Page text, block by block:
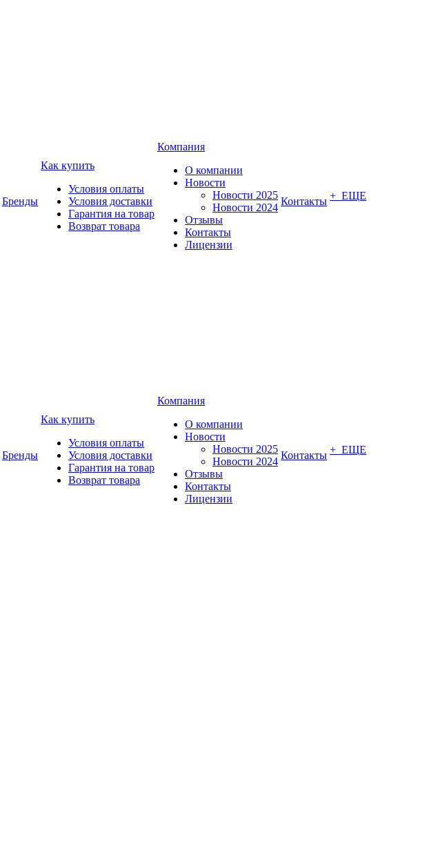
Бренды
Как купить
Условия оплаты
Условия доставки
Гарантия на товар
Возврат товара
Компания
О компании
Новости
Новости 2025
Новости 2024
Отзывы
Контакты
Лицензии
Контакты + ЕЩЕ
Бренды
Как купить
Условия оплаты
Условия доставки
Гарантия на товар
Возврат товара
Компания
О компании
Новости
Новости 2025
Новости 2024
Отзывы
Контакты
Лицензии
Контакты + ЕЩЕ